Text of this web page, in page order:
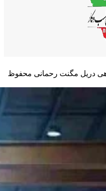
دریل مگنت رحمانی محفوظ